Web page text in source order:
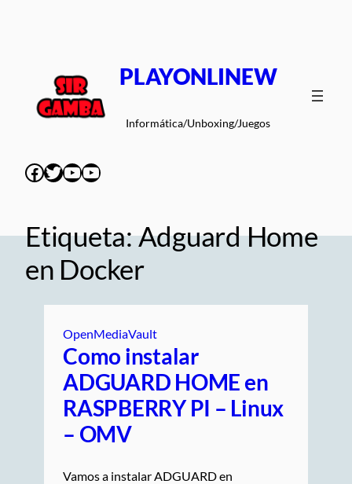
PLAYONLINEW
Informática/Unboxing/Juegos
Facebook
Twitter
YouTube
YouTube
Etiqueta:Adguard Home
en Docker
OpenMediaVault
Como instalar
ADGUARD HOME en
RASPBERRY PI – Linux
– OMV
Vamos a instalar ADGUARD en